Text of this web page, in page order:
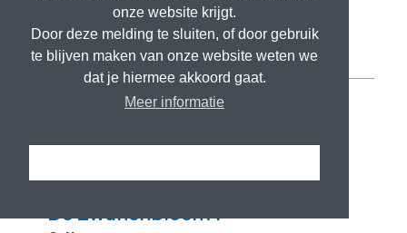
onze website krijgt.
Door deze melding te sluiten, of door gebruik
te blijven maken van onze website weten we
dat je hiermee akkoord gaat.
Meer informatie